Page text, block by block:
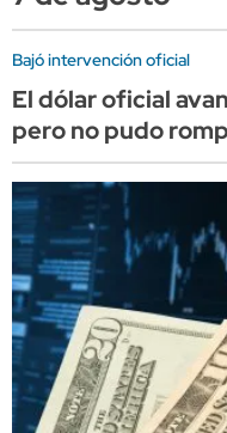
Bajó intervención oficial
El dólar oficial
pero no pudo